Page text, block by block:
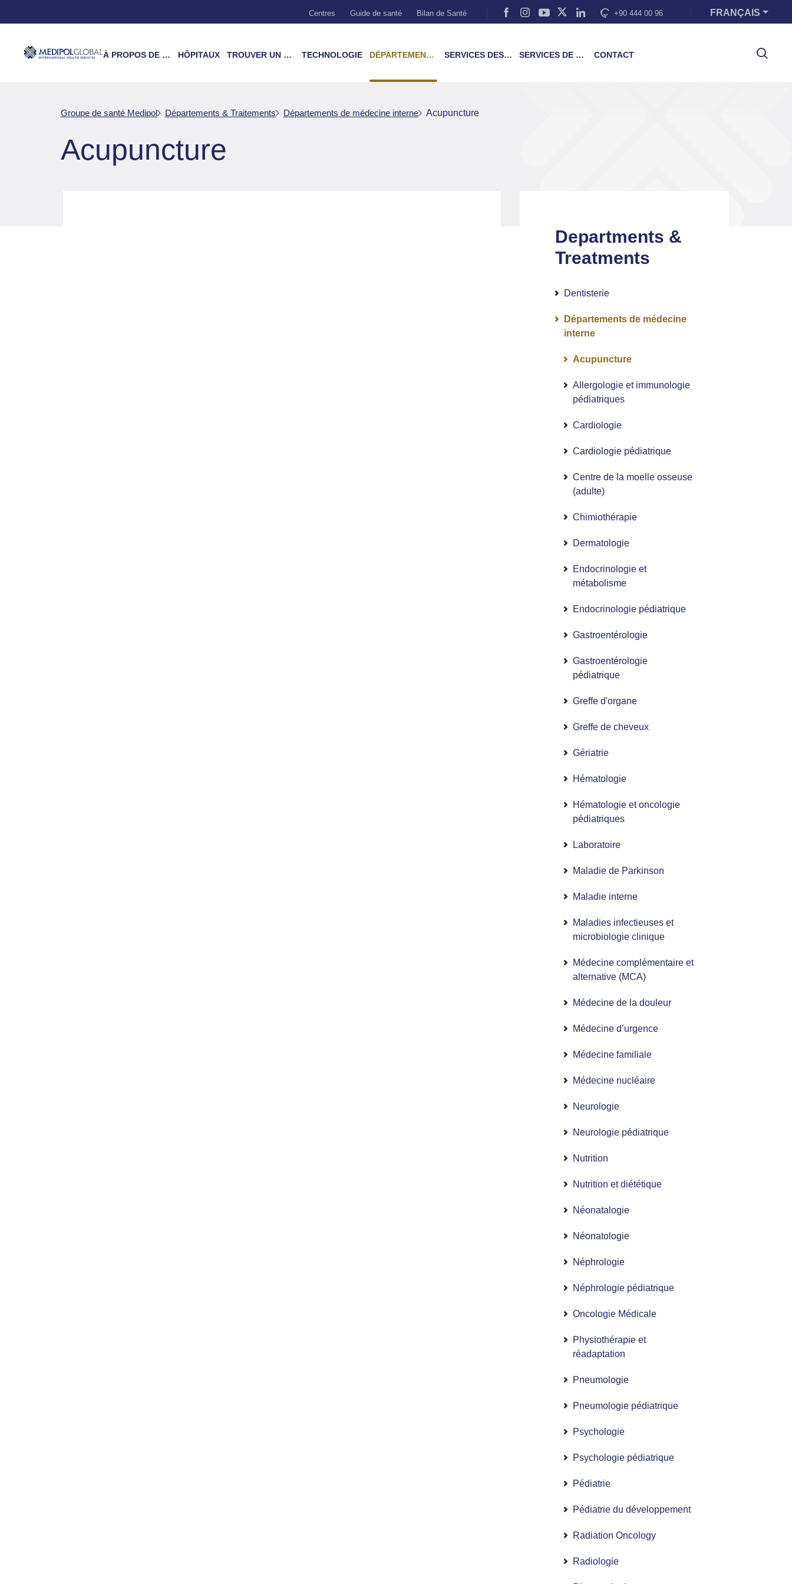
Centres Guide de santé Bilan de Santé +90 444 00 96 FRANÇAIS
À PROPOS DE NOUS HÔPITAUX TROUVER UN MÉDECIN TECHNOLOGIE DÉPARTEMENTS & TRAITEMENTS SERVICES DES PATIENTS SERVICES DE FORMATION CONTACT
Groupe de santé Medipol Départements & Traitements Départements de médecine interne Acupuncture
Acupuncture
Departments &
Treatments
Dentisterie
Départements de médecine
interne
Acupuncture
Allergologie et immunologie
pédiatriques
Cardiologie
Cardiologie pédiatrique
Centre de la moelle osseuse
(adulte)
Chimiothérapie
Dermatologie
Endocrinologie et
métabolisme
Endocrinologie pédiatrique
Gastroentérologie
Gastroentérologie
pédiatrique
Greffe d'organe
Greffe de cheveux
Gériatrie
Hématologie
Hématologie et oncologie
pédiatriques
Laboratoire
Maladie de Parkinson
Maladie interne
Maladies infectieuses et
microbiologie clinique
Médecine complémentaire et
alternative (MCA)
Médecine de la douleur
Médecine d’urgence
Médecine familiale
Médecine nucléaire
Neurologie
Neurologie pédiatrique
Nutrition
Nutrition et diététique
Néonatalogie
Néonatologie
Néphrologie
Néphrologie pédiatrique
Oncologie Médicale
Physiothérapie et
réadaptation
Pneumologie
Pneumologie pédiatrique
Psychologie
Psychologie pédiatrique
Pédiatrie
Pédiatrie du développement
Radiation Oncology
Radiologie